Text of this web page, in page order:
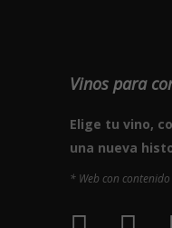
Vinos para
Elige tu vino,
una nueva
* Web con